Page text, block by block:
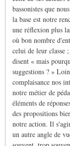
bassonistes que
la base est notre
une réflexion plus
où bon nombre
celui de leur classe
disent « mais
suggestions ? »
complaisance nos
notre métier de
éléments de
des propositions
notre action. Il
un autre angle de